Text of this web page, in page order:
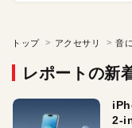
トップ アクセサリ
レポートの新
2-